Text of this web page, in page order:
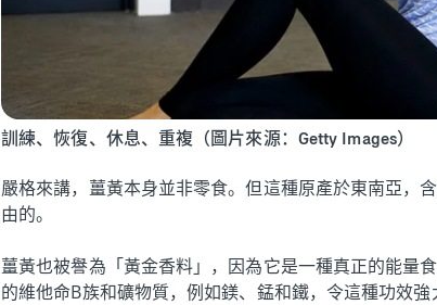
訓練、恢復、休息、重複（圖片來源：Getty Images）
嚴格來講，薑黃本身並非零食。但這種原產於東南亞，
由的。
薑黃也被譽為「黃金香料」，因為它是一種真正的能量
的維他命B族和礦物質，例如鎂、錳和鐵，令這種功效